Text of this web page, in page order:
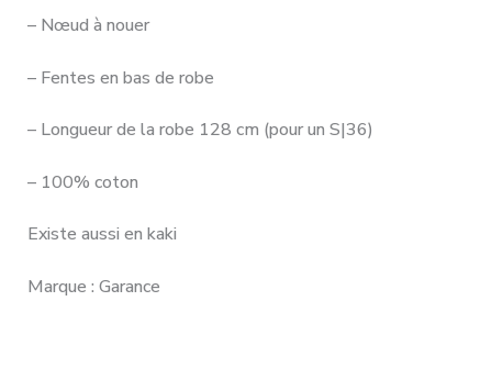
– Nœud à nouer
– Fentes en bas de robe
– Longueur de la robe 128 cm (pour un S|36)
– 100% coton
Existe aussi en kaki
Marque : Garance